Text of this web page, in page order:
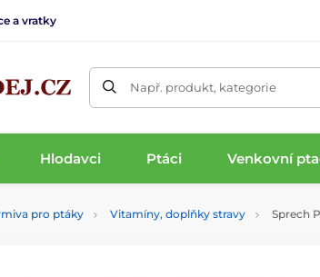
a vratky
Např. produkt, kategorie
Hlodavci Ptáci Venkovní
pro ptáky Vitamíny, doplňky stravy Sprech